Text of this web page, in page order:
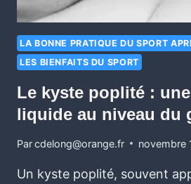
LA BONNE PRATIQUE DU SPORT
LES BIENFAITS DU SPORT
Le kyste poplité :
liquide au niveau du
Parcdelong@orange.fr novembre
Un kyste poplité, souvent